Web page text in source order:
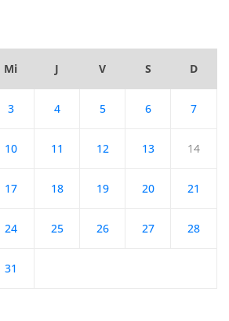
Mi J V S D
3 4 5 6 7
10 11 12 13 14
17 18 19 20 21
24 25 26 27 28
31